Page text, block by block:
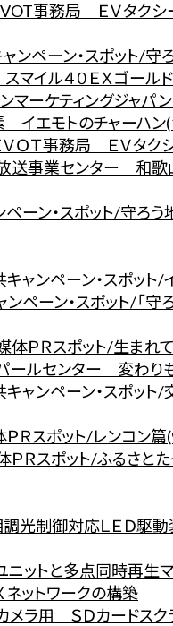
事務局 ＥＶタクシー/
ペーン・スポット/守
イル４０ＥＸゴール
ーケティングジャパ
エモトのチャーハン
Ｔ事務局 ＥＶタクシ
事業センター 和歌
ン・スポット/守ろう
ンペーン・スポット/
ン・スポット/「守ろ
Ｒスポット/生まれて
ルセンター 変わり
ンペーン・スポット/
スポット/レンコン篇
スポット/ふるさとた
制御対応ＬＥＤ駆動
ットと多点同時再生
ットワークの構築
ラ用 ＳＤカードスク